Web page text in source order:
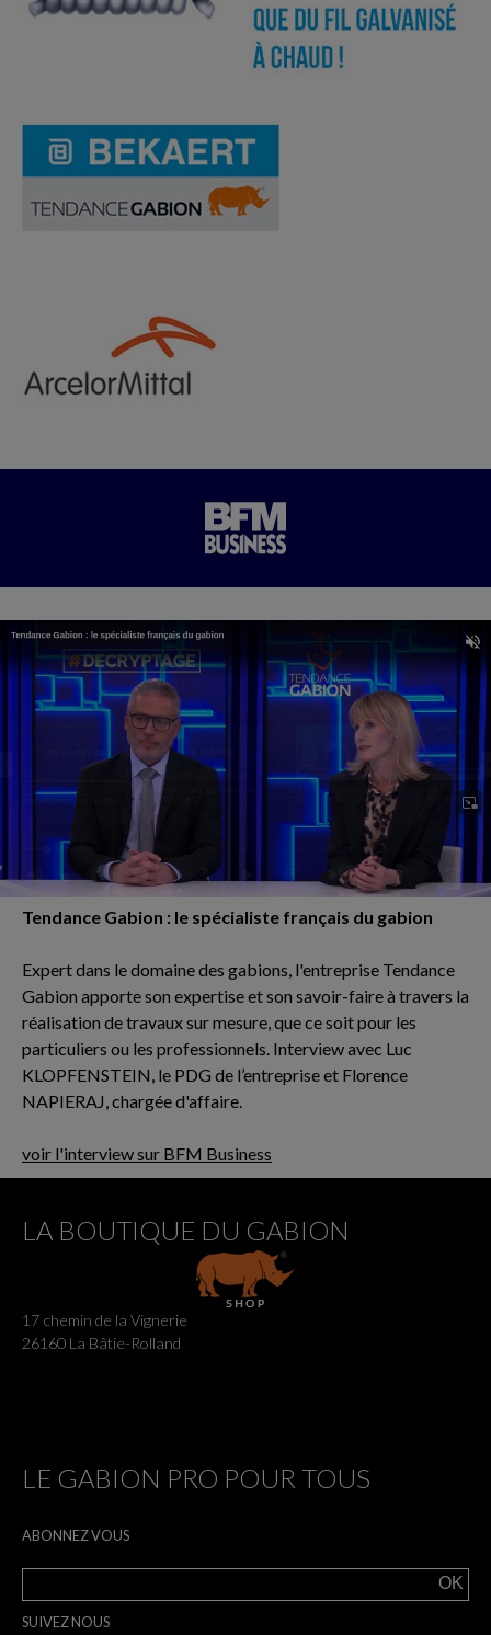
Tendance Gabion : le spécialiste français du gabion
Expert dans le domaine des gabions, l'entreprise Tendance
Gabion apporte son expertise et son savoir-faire à travers la
réalisation de travaux sur mesure, que ce soit pour les
particuliers ou les professionnels. Interview avec Luc
KLOPFENSTEIN, le PDG de l’entreprise et Florence
NAPIERAJ, chargée d'affaire.
voir l'interview sur BFM Business
LA BOUTIQUE DU GABION
17 chemin de la Vignerie
26160 La Bâtie-Rolland
LE GABION PRO POUR TOUS
ABONNEZ VOUS
SUIVEZ NOUS